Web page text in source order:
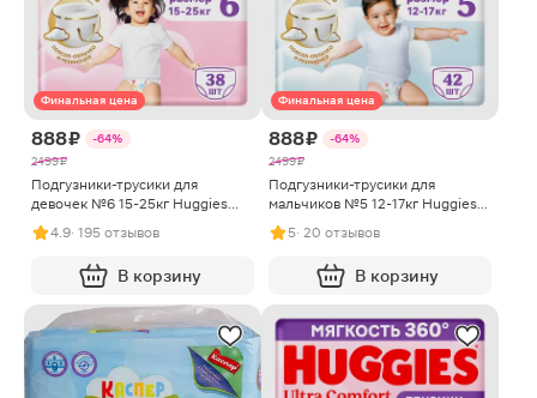
Финальная цена
888 ₽
-64%
2499 ₽
Подгузники-трусики для
девочек №6 15-25кг Huggies
Ultra Comfort 38шт
4.9· 195 отзывов
В корзину
Финальная цена
888 ₽
-64%
2499 ₽
Подгузники-трусики для
мальчиков №5 12-17кг Huggies
Ultra Comfort 42шт
5· 20 отзывов
В корзину